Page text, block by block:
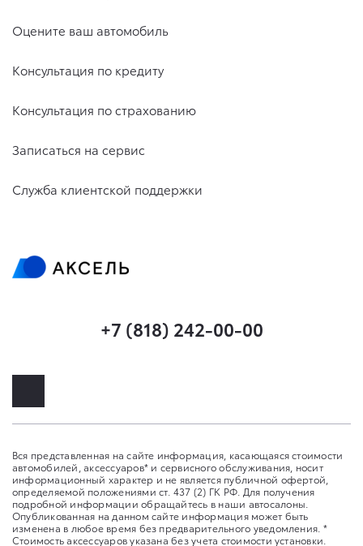
Оцените ваш автомобиль
Консультация по кредиту
Консультация по страхованию
Записаться на сервис
Служба клиентской поддержки
+7 (818) 242-00-00
Вся представленная на сайте информация, касающаяся стоимости
автомобилей, аксессуаров* и сервисного обслуживания, носит
информационный характер и не является публичной офертой,
определяемой положениями ст. 437 (2) ГК РФ. Для получения
подробной информации обращайтесь в наши автосалоны.
Опубликованная на данном сайте информация может быть
изменена в любое время без предварительного уведомления. *
Стоимость аксессуаров указана без учета стоимости установки.